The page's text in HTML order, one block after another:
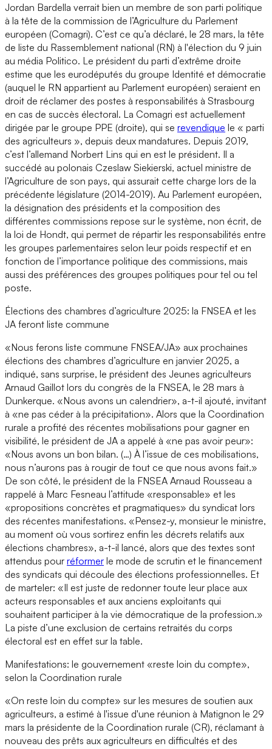
Jordan Bardella verrait bien un membre de son parti politique
à la tête de la commission de l’Agriculture du Parlement
européen (Comagri). C’est ce qu’a déclaré, le 28 mars, la tête
de liste du Rassemblement national (RN) à l'élection du 9 juin
au média Politico. Le président du parti d’extrême droite
estime que les eurodéputés du groupe Identité et démocratie
(auquel le RN appartient au Parlement européen) seraient en
droit de réclamer des postes à responsabilités à Strasbourg
en cas de succès électoral. La Comagri est actuellement
dirigée par le groupe PPE (droite), qui se revendique le « parti
des agriculteurs », depuis deux mandatures. Depuis 2019,
c’est l’allemand Norbert Lins qui en est le président. Il a
succédé au polonais Czeslaw Siekierski, actuel ministre de
l’Agriculture de son pays, qui assurait cette charge lors de la
précédente législature (2014-2019). Au Parlement européen,
la désignation des présidents et la composition des
différentes commissions repose sur le système, non écrit, de
la loi de Hondt, qui permet de répartir les responsabilités entre
les groupes parlementaires selon leur poids respectif et en
fonction de l’importance politique des commissions, mais
aussi des préférences des groupes politiques pour tel ou tel
poste.
Élections des chambres d’agriculture 2025: la FNSEA et les
JA feront liste commune
«Nous ferons liste commune FNSEA/JA» aux prochaines
élections des chambres d’agriculture en janvier 2025, a
indiqué, sans surprise, le président des Jeunes agriculteurs
Arnaud Gaillot lors du congrès de la FNSEA, le 28 mars à
Dunkerque. «Nous avons un calendrier», a-t-il ajouté, invitant
à «ne pas céder à la précipitation». Alors que la Coordination
rurale a profité des récentes mobilisations pour gagner en
visibilité, le président de JA a appelé à «ne pas avoir peur»:
«Nous avons un bon bilan. (…) À l’issue de ces mobilisations,
nous n’aurons pas à rougir de tout ce que nous avons fait.»
De son côté, le président de la FNSEA Arnaud Rousseau a
rappelé à Marc Fesneau l’attitude «responsable» et les
«propositions concrètes et pragmatiques» du syndicat lors
des récentes manifestations. «Pensez-y, monsieur le ministre,
au moment où vous sortirez enfin les décrets relatifs aux
élections chambres», a-t-il lancé, alors que des textes sont
attendus pour réformer le mode de scrutin et le financement
des syndicats qui découle des élections professionnelles. Et
de marteler: «Il est juste de redonner toute leur place aux
acteurs responsables et aux anciens exploitants qui
souhaitent participer à la vie démocratique de la profession.»
La piste d’une exclusion de certains retraités du corps
électoral est en effet sur la table.
Manifestations: le gouvernement «reste loin du compte»,
selon la Coordination rurale
«On reste loin du compte» sur les mesures de soutien aux
agriculteurs, a estimé à l'issue d'une réunion à Matignon le 29
mars la présidente de la Coordination rurale (CR), réclamant à
nouveau des prêts aux agriculteurs en difficultés et des